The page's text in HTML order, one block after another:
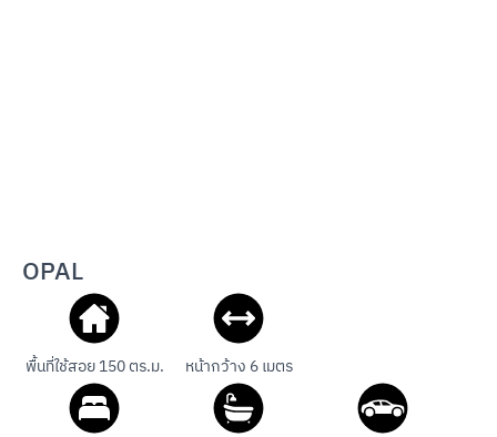
OPAL
พื้นที่ใช้สอย 150 ตร.ม. หน้ากว้าง 6 เมตร